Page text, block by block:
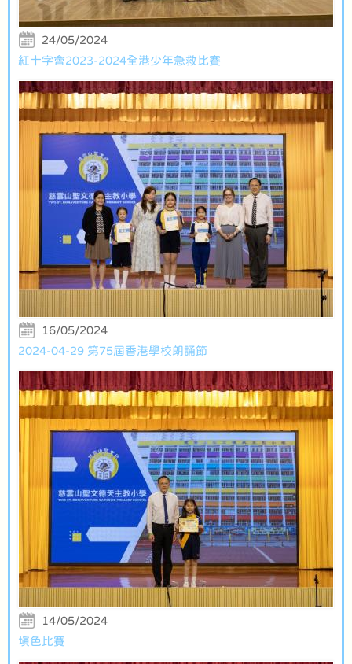
24/05/2024
紅十字會2023-2024全港少年急救比賽
16/05/2024
2024-04-29 第75屆香港學校朗誦節
14/05/2024
填色比賽